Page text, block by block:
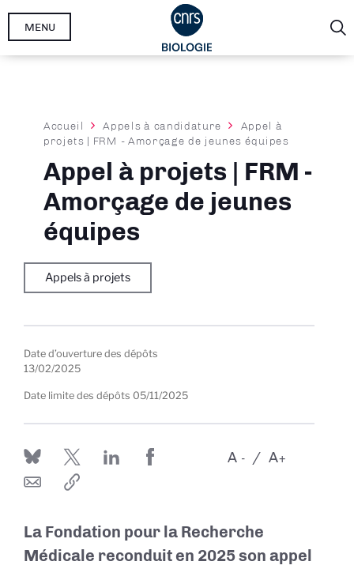
Aller
MENU
Fil
d'Ariane
Accueil Appels à candidature
Appel à
projets | FRM - Amorçage de jeunes équipes
Appel à projets | FRM -
Amorçage de jeunes
équipes
Appels à projets
Date d’ouverture des dépôts
13/02/2025
Date limite des dépôts 05/11/2025
-
A +
A
La Fondation pour la Recherche
Médicale reconduit en 2025 son appel